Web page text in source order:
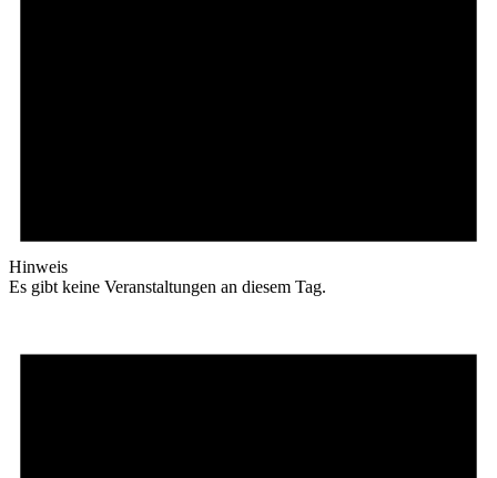
Hinweis
Es gibt keine Veranstaltungen an diesem Tag.